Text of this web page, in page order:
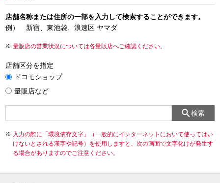
店舗名称または住所の一部を入力して検索することができます。
例） 新宿、東池袋、浪速区 ヤマダ
量販店の営業状況については各量販店へご確認ください。
店舗区分を指定
ドコモショップ
量販店など
検索
入力の際に「環境依存文字」（一般的にインターネットにおいて使ってはい
けないとされる漢字や記号）を使用しますと、次の画面で文字化けが発生す
る場合がありますのでご注意ください。